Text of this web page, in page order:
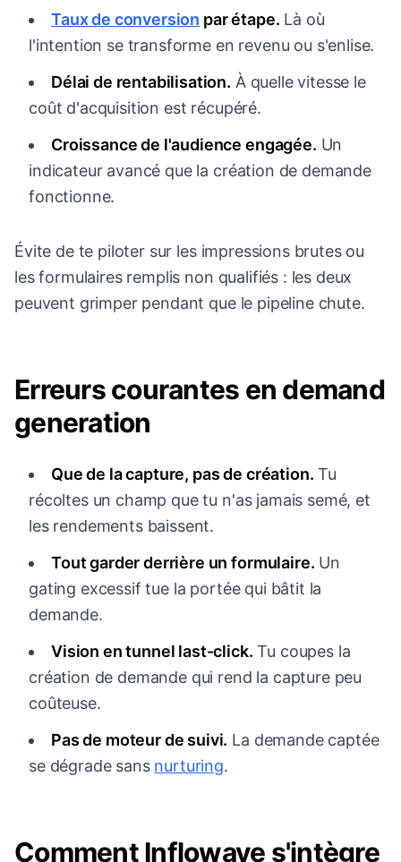
Taux de conversion par étape. Là où
l'intention se transforme en revenu ou s'enlise.
Délai de rentabilisation. À quelle vitesse le
coût d'acquisition est récupéré.
Croissance de l'audience engagée. Un
indicateur avancé que la création de demande
fonctionne.
Évite de te piloter sur les impressions brutes ou
les formulaires remplis non qualifiés : les deux
peuvent grimper pendant que le pipeline chute.
Erreurs courantes en demand
generation
Que de la capture, pas de création. Tu
récoltes un champ que tu n'as jamais semé, et
les rendements baissent.
Tout garder derrière un formulaire. Un
gating excessif tue la portée qui bâtit la
demande.
Vision en tunnel last-click. Tu coupes la
création de demande qui rend la capture peu
coûteuse.
Pas de moteur de suivi. La demande captée
se dégrade sans nurturing.
Comment Inflowave s'intègre